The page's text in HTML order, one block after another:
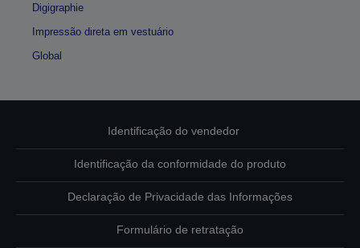
Digigraphie
Impressão direta em vestuário
Global
Identificação do vendedor
Identificação da conformidade do produto
Declaração de Privacidade das Informações
Formulário de retratação